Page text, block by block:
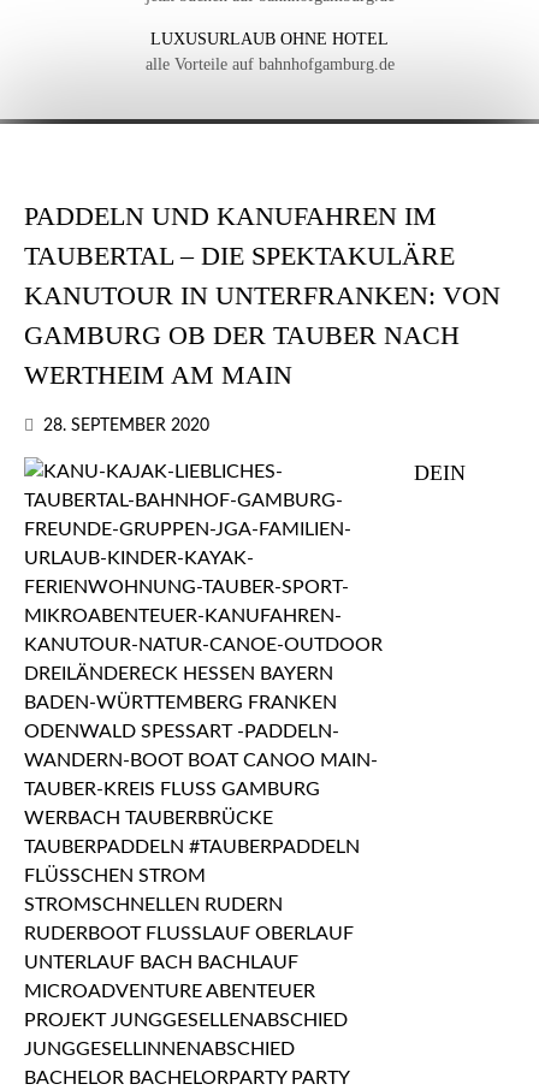
LUXUSURLAUB OHNE HOTEL
alle Vorteile auf bahnhofgamburg.de
PADDELN UND KANUFAHREN IM
TAUBERTAL – DIE SPEKTAKULÄRE
KANUTOUR IN UNTERFRANKEN: VON
GAMBURG OB DER TAUBER NACH
WERTHEIM AM MAIN
28. SEPTEMBER 2020
DEIN